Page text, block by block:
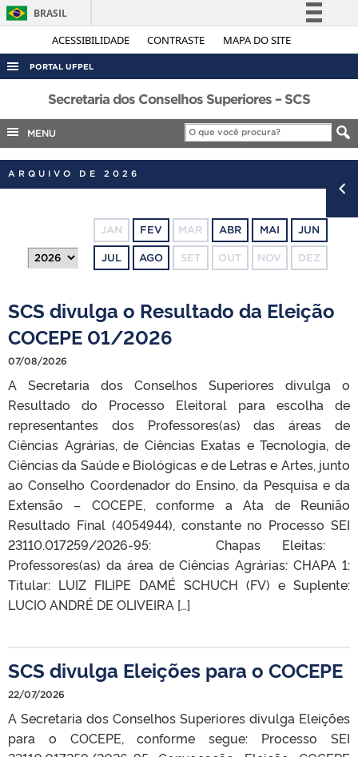
ACESSIBILIDADE CONTRASTE MAPA DO SITE
BRASIL
Simplifique!
Acesso à informação
Legislação
Canais
PORTAL UFPEL
ACESSO À INFORMAÇÃO
AUDITORIA
COBALTO
CONCURSOS
OUVIDORIA
TELEFONES
Secretaria dos Conselhos Superiores – SCS
MENU
ARQUIVO DE 2026
JAN FEV MAR ABR MAI JUN
JUL AGO SET OUT NOV DEZ
SCS divulga o Resultado da Eleição
COCEPE 01/2026
07/08/2026
A Secretaria dos Conselhos Superiores divulga o
Resultado do Processo Eleitoral para escolha de
representantes dos Professores(as) das áreas de
Ciências Agrárias, de Ciências Exatas e Tecnologia, de
Ciências da Saúde e Biológicas e de Letras e Artes​, junto
ao Conselho Coordenador do Ensino, da Pesquisa e da
Extensão – COCEPE, conforme a Ata de Reunião
Resultado Final (4054944), constante no Processo SEI
23110.017259/2026-95: Chapas Eleitas:
Professores(as) da área de Ciências Agrárias: CHAPA 1:
Titular: LUIZ FILIPE DAMÉ SCHUCH (FV) e Suplente:
LUCIO ANDRÉ DE OLIVEIRA […]
SCS divulga Eleições para o COCEPE
22/07/2026
A Secretaria dos Conselhos Superiores divulga Eleições
para o COCEPE, conforme segue: Processo SEI